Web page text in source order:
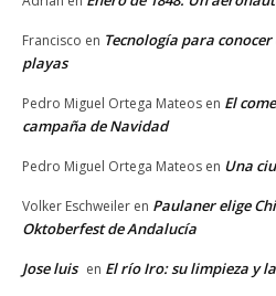
Francisco en Tecnología para
playas
Pedro Miguel Ortega Mateos en El
campaña de Navidad
Pedro Miguel Ortega Mateos en Una
Volker Eschweiler en Paulaner elige
Oktoberfest de Andalucía
Jose luis en El río Iro: su limpieza y